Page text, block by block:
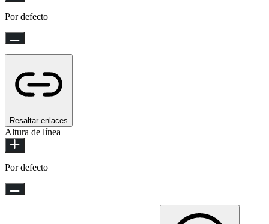
Por defecto
Resaltar enlaces
Altura de línea
Por defecto